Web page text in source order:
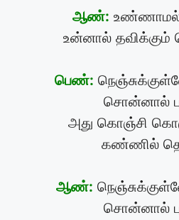
ஆண்: உண்ணாமல்
உன்னால்
பெண்:
சொன்னால்
அது கொஞ்சி
கண்ணில்
ஆண்:
சொன்னால்